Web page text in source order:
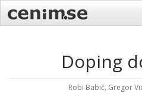
content
Doping
Robi Babič, Gregor